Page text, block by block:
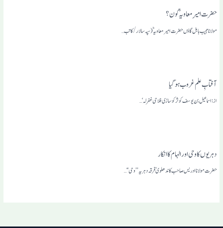
حضرت امیرِ معاویہؓ کون ؟
مولانا مجیب بابل گاؤں حضرت امیر معاویہؓ (سپہ سالار /کاتب…
آفتابِ علم غروب ہو گیا
از: اسماعیل بن یوسف کوثرکوساڑی فلاحی غفرلہ‘ …
دہریوں کا وحی اور الہام کا انکار
حضرت مولانا ادریس صاحب کاندھلوی ؒ فرقہ دہریہ ’’وحی‘‘…